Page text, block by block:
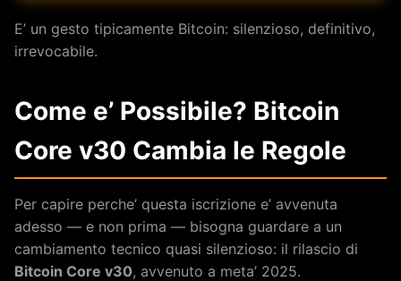
E’ un gesto tipicamente Bitcoin: silenzioso, definitivo,
irrevocabile.
Come e’ Possibile? Bitcoin
Core v30 Cambia le Regole
Per capire perche’ questa iscrizione e’ avvenuta
adesso — e non prima — bisogna guardare a un
cambiamento tecnico quasi silenzioso: il rilascio di
Bitcoin Core v30, avvenuto a meta’ 2025.